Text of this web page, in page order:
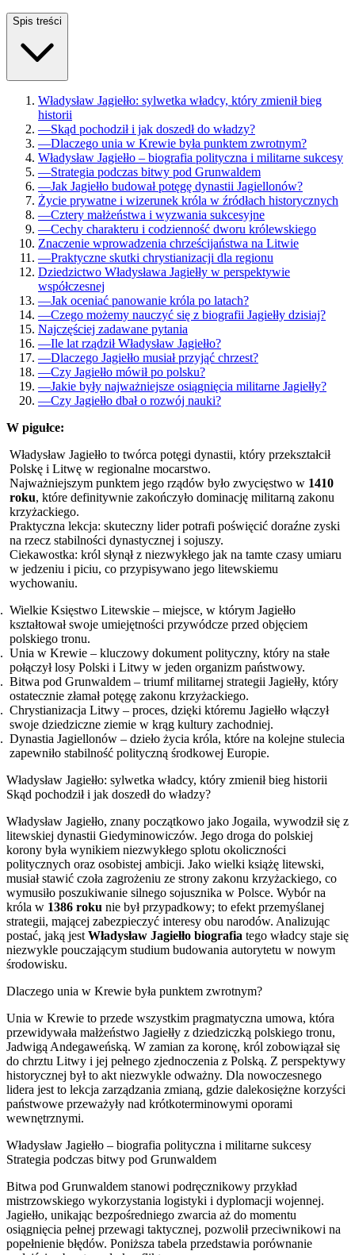
Spis treści
Władysław Jagiełło: sylwetka władcy, który zmienił bieg
historii
—Skąd pochodził i jak doszedł do władzy?
—Dlaczego unia w Krewie była punktem zwrotnym?
Władysław Jagiełło – biografia polityczna i militarne sukcesy
—Strategia podczas bitwy pod Grunwaldem
—Jak Jagiełło budował potęgę dynastii Jagiellonów?
Życie prywatne i wizerunek króla w źródłach historycznych
—Cztery małżeństwa i wyzwania sukcesyjne
—Cechy charakteru i codzienność dworu królewskiego
Znaczenie wprowadzenia chrześcijaństwa na Litwie
—Praktyczne skutki chrystianizacji dla regionu
Dziedzictwo Władysława Jagiełły w perspektywie
współczesnej
—Jak oceniać panowanie króla po latach?
—Czego możemy nauczyć się z biografii Jagiełły dzisiaj?
Najczęściej zadawane pytania
—Ile lat rządził Władysław Jagiełło?
—Dlaczego Jagiełło musiał przyjąć chrzest?
—Czy Jagiełło mówił po polsku?
—Jakie były najważniejsze osiągnięcia militarne Jagiełły?
—Czy Jagiełło dbał o rozwój nauki?
W pigułce:
Władysław Jagiełło to twórca potęgi dynastii, który przekształcił
Polskę i Litwę w regionalne mocarstwo.
Najważniejszym punktem jego rządów było zwycięstwo w 1410
roku, które definitywnie zakończyło dominację militarną zakonu
krzyżackiego.
Praktyczna lekcja: skuteczny lider potrafi poświęcić doraźne zyski
na rzecz stabilności dynastycznej i sojuszy.
Ciekawostka: król słynął z niezwykłego jak na tamte czasy umiaru
w jedzeniu i piciu, co przypisywano jego litewskiemu
wychowaniu.
Wielkie Księstwo Litewskie – miejsce, w którym Jagiełło
kształtował swoje umiejętności przywódcze przed objęciem
polskiego tronu.
Unia w Krewie – kluczowy dokument polityczny, który na stałe
połączył losy Polski i Litwy w jeden organizm państwowy.
Bitwa pod Grunwaldem – triumf militarnej strategii Jagiełły, który
ostatecznie złamał potęgę zakonu krzyżackiego.
Chrystianizacja Litwy – proces, dzięki któremu Jagiełło włączył
swoje dziedziczne ziemie w krąg kultury zachodniej.
Dynastia Jagiellonów – dzieło życia króla, które na kolejne stulecia
zapewniło stabilność polityczną środkowej Europie.
Władysław Jagiełło: sylwetka władcy, który zmienił bieg historii
Skąd pochodził i jak doszedł do władzy?
Władysław Jagiełło, znany początkowo jako Jogaila, wywodził się z
litewskiej dynastii Giedyminowiczów. Jego droga do polskiej
korony była wynikiem niezwykłego splotu okoliczności
politycznych oraz osobistej ambicji. Jako wielki książę litewski,
musiał stawić czoła zagrożeniu ze strony zakonu krzyżackiego, co
wymusiło poszukiwanie silnego sojusznika w Polsce. Wybór na
króla w 1386 roku nie był przypadkowy; to efekt przemyślanej
strategii, mającej zabezpieczyć interesy obu narodów. Analizując
postać, jaką jest Władysław Jagiełło biografia tego władcy staje się
niezwykle pouczającym studium budowania autorytetu w nowym
środowisku.
Dlaczego unia w Krewie była punktem zwrotnym?
Unia w Krewie to przede wszystkim pragmatyczna umowa, która
przewidywała małżeństwo Jagiełły z dziedziczką polskiego tronu,
Jadwigą Andegaweńską. W zamian za koronę, król zobowiązał się
do chrztu Litwy i jej pełnego zjednoczenia z Polską. Z perspektywy
historycznej był to akt niezwykle odważny. Dla nowoczesnego
lidera jest to lekcja zarządzania zmianą, gdzie dalekosiężne korzyści
państwowe przeważyły nad krótkoterminowymi oporami
wewnętrznymi.
Władysław Jagiełło – biografia polityczna i militarne sukcesy
Strategia podczas bitwy pod Grunwaldem
Bitwa pod Grunwaldem stanowi podręcznikowy przykład
mistrzowskiego wykorzystania logistyki i dyplomacji wojennej.
Jagiełło, unikając bezpośredniego zwarcia aż do momentu
osiągnięcia pełnej przewagi taktycznej, pozwolił przeciwnikowi na
popełnienie błędów. Poniższa tabela przedstawia porównanie